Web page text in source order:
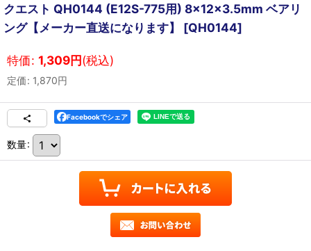
クエスト QH0144 (E12S-775用) 8×12×3.5mm ベアリ
ング【メーカー直送になります】 [QH0144]
特価: 1,309円(税込)
定価: 1,870円
Facebookでシェア
数量: